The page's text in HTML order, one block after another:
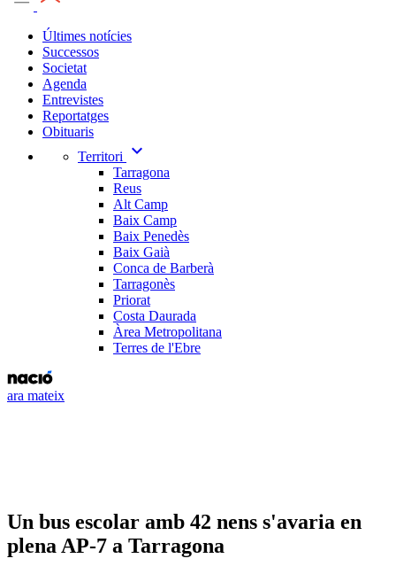
Últimes notícies
Successos
Societat
Agenda
Entrevistes
Reportatges
Obituaris
Territori
expand_more
Tarragona
Reus
Alt Camp
Baix Camp
Baix Penedès
Baix Gaià
Conca de Barberà
Tarragonès
Priorat
Costa Daurada
Àrea Metropolitana
Terres de l'Ebre
ara mateix
Un bus escolar amb 42 nens s'avaria en
plena AP-7 a Tarragona